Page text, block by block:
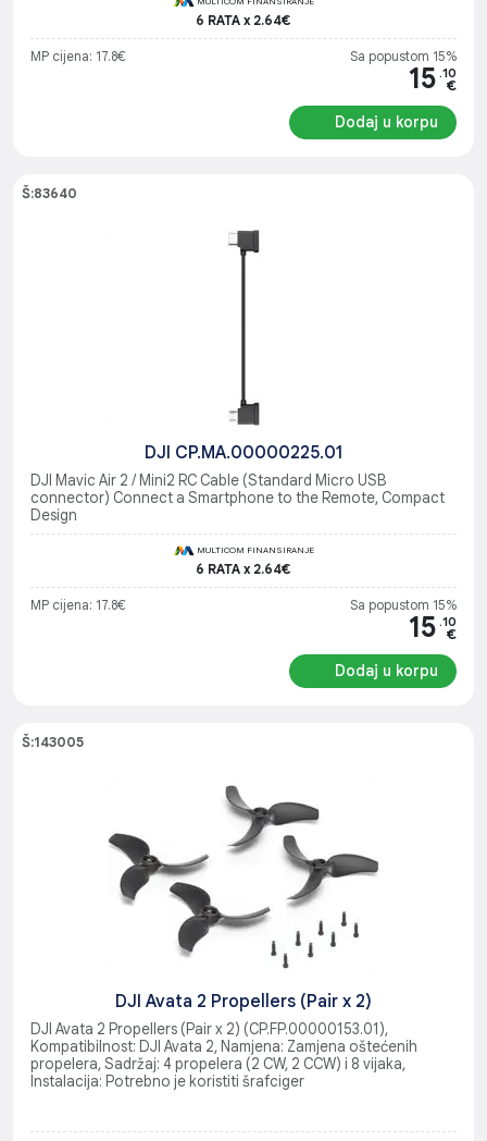
6 RATA x 2.64€
MP cijena: 17.8€ Sa popustom 15%
15 .10
€
Dodaj u korpu
Š:83640
DJI CP.MA.00000225.01
DJI Mavic Air 2 / Mini2 RC Cable (Standard Micro USB
connector) Connect a Smartphone to the Remote, Compact
Design
MULTICOM FINANSIRANJE
6 RATA x 2.64€
MP cijena: 17.8€ Sa popustom 15%
15 .10
€
Dodaj u korpu
Š:143005
DJI Avata 2 Propellers (Pair x 2)
DJI Avata 2 Propellers (Pair x 2) (CP.FP.00000153.01),
Kompatibilnost: DJI Avata 2, Namjena: Zamjena oštećenih
propelera, Sadržaj: 4 propelera (2 CW, 2 CCW) i 8 vijaka,
Instalacija: Potrebno je koristiti šrafciger